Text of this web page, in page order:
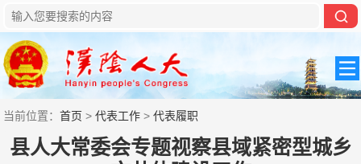
当前位置：首页 >代表工作 >代表履职
县人大常委会专题视察县域紧密型城乡